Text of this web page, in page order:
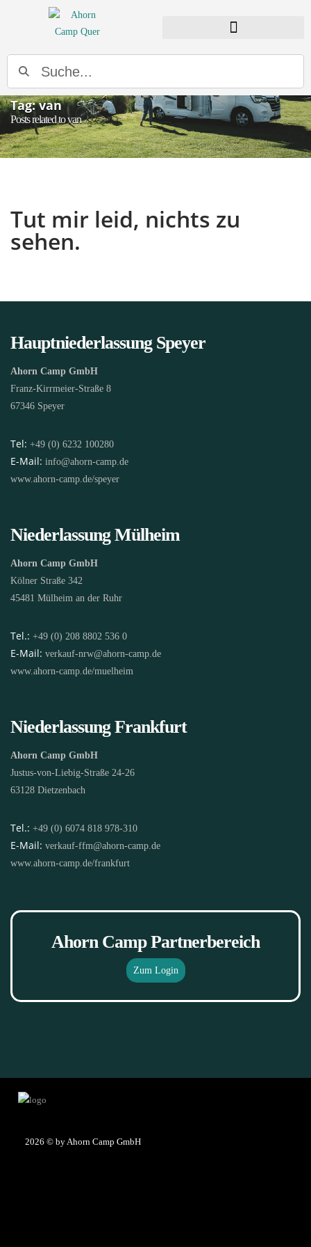
Tag: van
Posts related to van
Tut mir leid, nichts zu
sehen.
Hauptniederlassung Speyer
Ahorn Camp GmbH
Franz-Kirrmeier-Straße 8
67346 Speyer
Tel: +49 (0) 6232 100280
E-Mail: info@ahorn-camp.de
www.ahorn-camp.de/speyer
Niederlassung Mülheim
Ahorn Camp GmbH
Kölner Straße 342
45481 Mülheim an der Ruhr
Tel.: +49 (0) 208 8802 536 0
E-Mail: verkauf-nrw@ahorn-camp.de
www.ahorn-camp.de/muelheim
Niederlassung Frankfurt
Ahorn Camp GmbH
Justus-von-Liebig-Straße 24-26
63128 Dietzenbach
Tel.: +49 (0) 6074 818 978-310
E-Mail: verkauf-ffm@ahorn-camp.de
www.ahorn-camp.de/frankfurt
Ahorn Camp Partnerbereich
Zum Login
2026 © by Ahorn Camp GmbH